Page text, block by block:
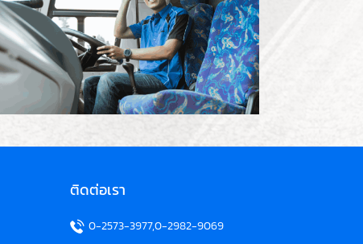
ติดต่อเรา
0-2573-3977,0-2982-9069